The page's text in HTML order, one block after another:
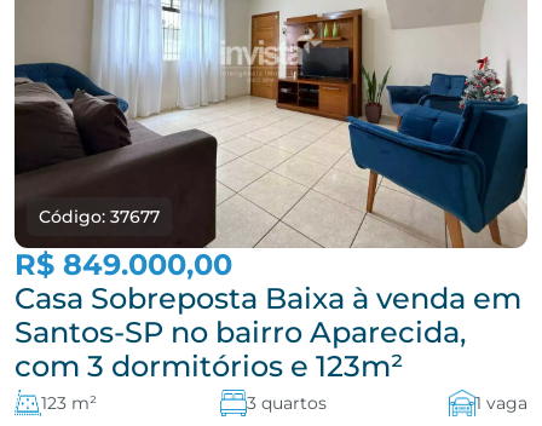
Código: 37677
R$ 849.000,00
Casa Sobreposta Baixa à venda em
Santos-SP no bairro Aparecida,
com 3 dormitórios e 123m²
123 m² 3 quartos 1 vaga